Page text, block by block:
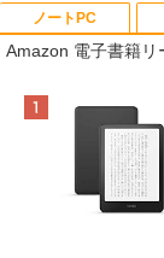
ノートPC
Amazon 電子書籍リ